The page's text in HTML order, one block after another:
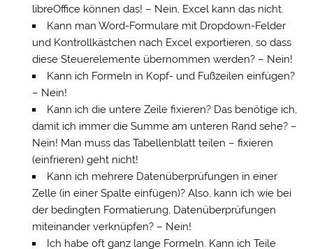
libreOffice können das! – Nein, Excel kann das nicht.
Kann man Word-Formulare mit Dropdown-Felder
und Kontrollkästchen nach Excel exportieren, so dass
diese Steuerelemente übernommen werden? – Nein!
Kann ich Formeln in Kopf- und Fußzeilen einfügen?
– Nein!
Kann ich die untere Zeile fixieren? Das benötige ich,
damit ich immer die Summe am unteren Rand sehe? –
Nein! Man muss das Tabellenblatt teilen – fixieren
(einfrieren) geht nicht!
Kann ich mehrere Datenüberprüfungen in einer
Zelle (in einer Spalte einfügen)? Also, kann ich wie bei
der bedingten Formatierung, Datenüberprüfungen
miteinander verknüpfen? – Nein!
Ich habe oft ganz lange Formeln. Kann ich Teile